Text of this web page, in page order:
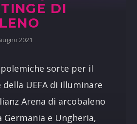
DI
2021
sorte per il
UEFA di illuminare
Arena di arcobaleno
e Ungheria,